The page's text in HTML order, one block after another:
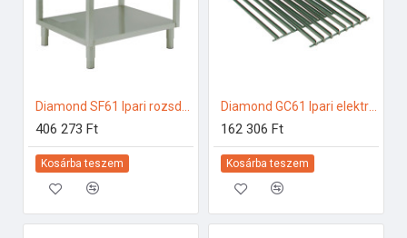
406 273 Ft
Kosárba teszem
Diamond GC61 Ipari elektromos gőzpároló
162 306 Ft
Kosárba teszem